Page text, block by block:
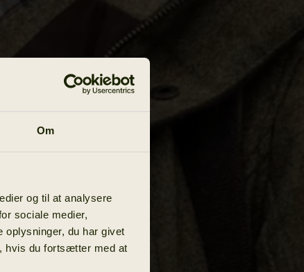
Om
og til at analysere
sociale medier,
oplysninger, du har givet
hvis du fortsætter med at